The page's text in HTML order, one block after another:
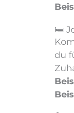
🛏️
du